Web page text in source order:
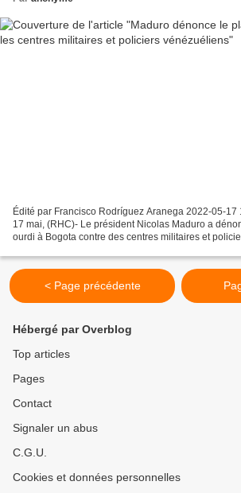
Édité par Francisco Rodríguez Aranega 2022-05-17
17 mai, (RHC)- Le président Nicolas Maduro a
ourdi à Bogota contre des centres militaires et
< Page précédente
Hébergé par Overblog
Top articles
Pages
Contact
Signaler un abus
C.G.U.
Cookies et données personnelles